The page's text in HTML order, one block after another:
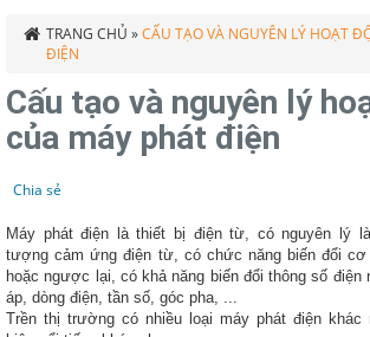
TRANG CHỦ »CẤU TẠO VÀ NGUYÊN LÝ HOẠT
ĐIỆN
Cấu tạo và nguyên lý
của máy phát điện
Chia sẻ
Máy phát điện là thiết bị điện từ, có nguyên lý
tượng cảm ứng điện từ, có chức năng biến đổi cơ
hoặc ngược lại, có khả năng biến đổi thông số điện
áp, dòng điện, tần số, góc pha, ...
Trền thị trường có nhiều loại máy phát điện khác